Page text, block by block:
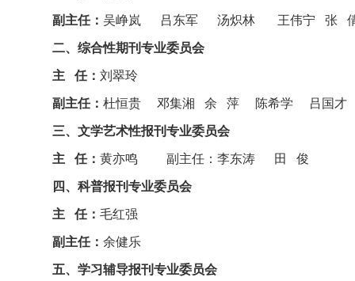
副主任：吴峥岚 吕东军 汤炽林 王伟宁 张
二、综合性期刊专业委员会
主 任：刘翠玲
副主任：杜恒贵 邓集湘 余 萍 陈希学 吕国
三、文学艺术性报刊专业委员会
主 任：黄亦鸣 副主任：李东涛 田 俊
四、科普报刊专业委员会
主 任：毛红强
副主任：余健乐
五、学习辅导报刊专业委员会